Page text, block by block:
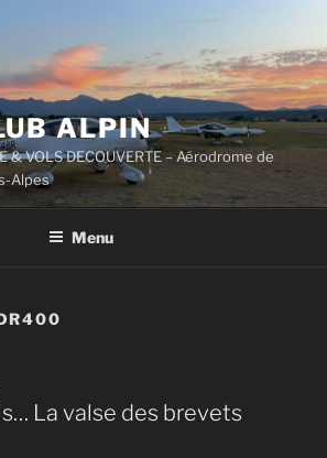
ALPIN
& VOLS DECOUVERTE – Aérodrome de
Alpes
Menu
La valse des brevets